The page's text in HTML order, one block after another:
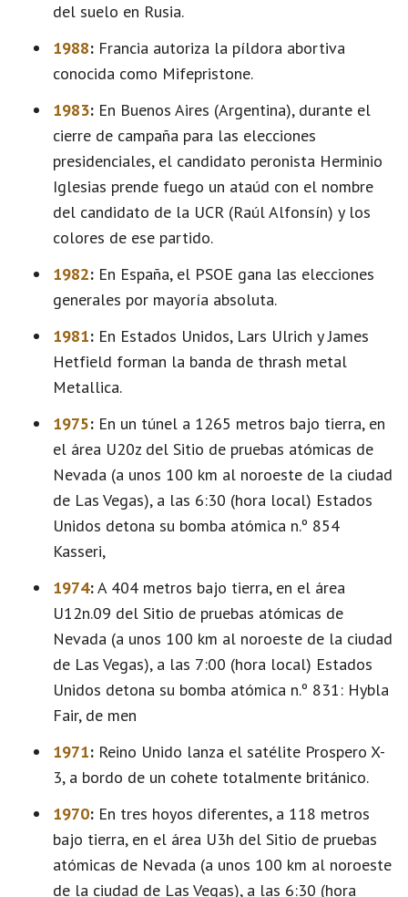
del suelo en Rusia.
1988: Francia autoriza la píldora abortiva
conocida como Mifepristone.
1983: En Buenos Aires (Argentina), durante el
cierre de campaña para las elecciones
presidenciales, el candidato peronista Herminio
Iglesias prende fuego un ataúd con el nombre
del candidato de la UCR (Raúl Alfonsín) y los
colores de ese partido.
1982: En España, el PSOE gana las elecciones
generales por mayoría absoluta.
1981: En Estados Unidos, Lars Ulrich y James
Hetfield forman la banda de thrash metal
Metallica.
1975: En un túnel a 1265 metros bajo tierra, en
el área U20z del Sitio de pruebas atómicas de
Nevada (a unos 100 km al noroeste de la ciudad
de Las Vegas), a las 6:30 (hora local) Estados
Unidos detona su bomba atómica n.º 854
Kasseri,
1974:A 404 metros bajo tierra, en el área
U12n.09 del Sitio de pruebas atómicas de
Nevada (a unos 100 km al noroeste de la ciudad
de Las Vegas), a las 7:00 (hora local) Estados
Unidos detona su bomba atómica n.º 831: Hybla
Fair, de men
1971: Reino Unido lanza el satélite Prospero X-
3, a bordo de un cohete totalmente británico.
1970: En tres hoyos diferentes, a 118 metros
bajo tierra, en el área U3h del Sitio de pruebas
atómicas de Nevada (a unos 100 km al noroeste
de la ciudad de Las Vegas), a las 6:30 (hora